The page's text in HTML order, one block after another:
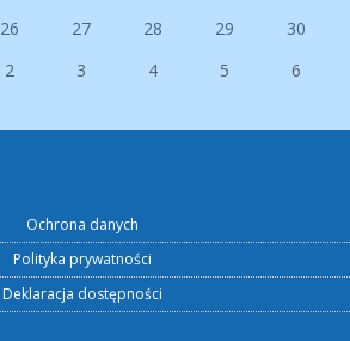
26 27 28 29
30
2 3 4 5 6
Ochrona danych
Polityka prywatności
Deklaracja dostępności